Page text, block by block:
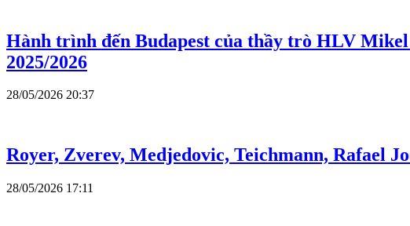
Hành trình đến Budapest của thầy trò HLV
2025/2026
28/05/2026 20:37
Royer, Zverev, Medjedovic, Teichmann, Rafael
28/05/2026 17:11